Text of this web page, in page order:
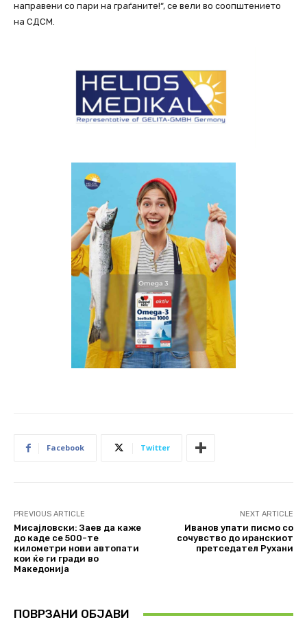
направени со пари на граѓаните!“, се вели во соопштението
на СДСМ.
Facebook Twitter
PREVIOUS ARTICLE
Мисајловски: Заев да каже
до каде се 500-те
километри нови автопати
кои ќе ги гради во
Македонија
NEXT ARTICLE
Иванов упати писмо со
сочувство до иранскиот
претседател Рухани
ПОВРЗАНИ ОБЈАВИ